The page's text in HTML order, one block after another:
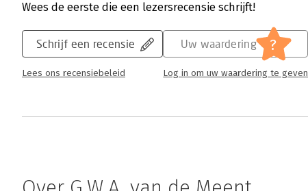
Wees de eerste die een lezersrecensie schrijft!
Schrijf een recensie
Lees ons recensiebeleid
Uw waardering ?
Log in om uw waardering te geven